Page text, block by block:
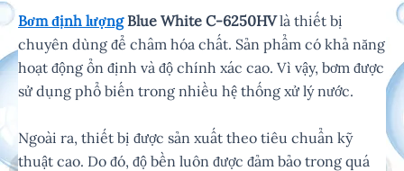
Bơm định lượngBlue White C-6250HVlà thiết bị
chuyên dùng để châm hóa chất. Sản phẩm có khả năng
hoạt động ổn định và độ chính xác cao. Vì vậy, bơm được
sử dụng phổ biến trong nhiều hệ thống xử lý nước.
Ngoài ra, thiết bị được sản xuất theo tiêu chuẩn kỹ
thuật cao. Do đó, độ bền luôn được đảm bảo trong quá